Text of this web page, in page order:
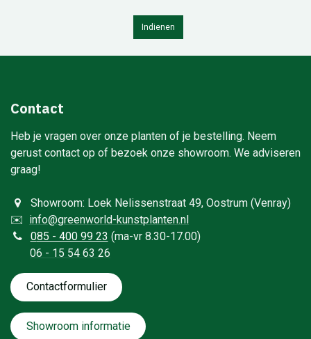
Indienen
Contact
Heb je vragen over onze planten of je bestelling. Neem
gerust contact op of bezoek onze showroom. We adviseren
graag!
Showroom: Loek Nelissenstraat 49, Oostrum (Venray)
✉️ info@greenworld-kunstplanten.nl
085 - 400 99 23 (ma-vr 8.30-17.00)
06 - 15 54 63 26
Contactformulie​​​​​​​​r
Showroom informatie